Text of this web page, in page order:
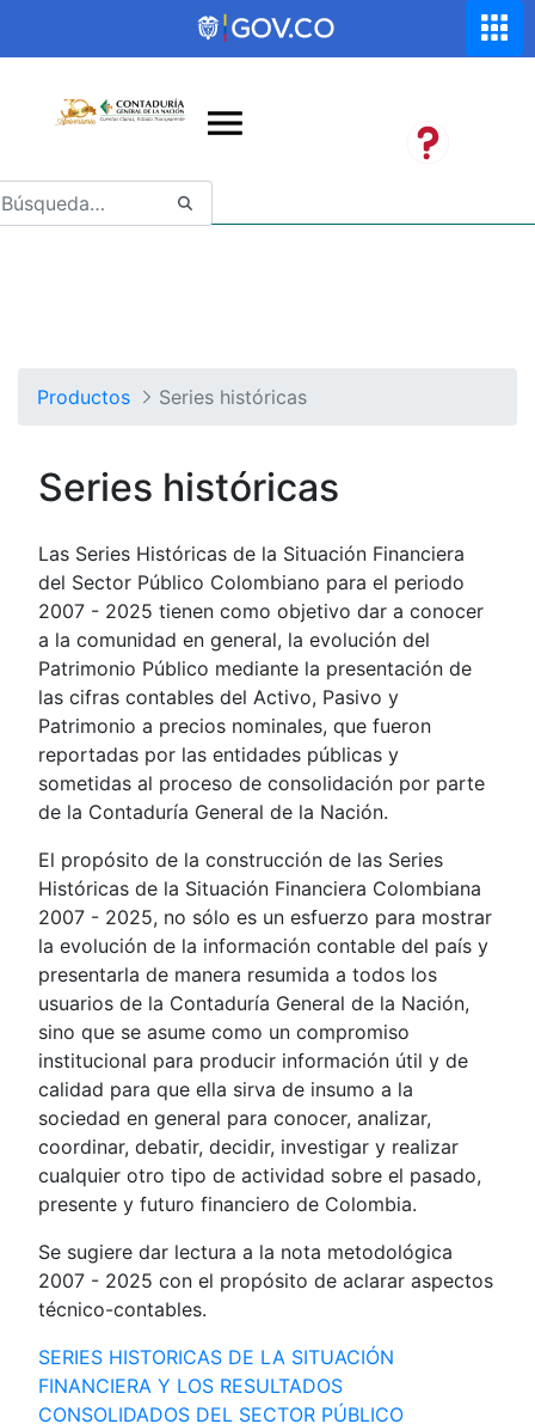
Saltar al contenido principal
Abrir menú de accesibilidad
Productos Series históricas
Series históricas
Las Series Históricas de la Situación Financiera
del Sector Público Colombiano para el periodo
2007 - 2025 tienen como objetivo dar a conocer
a la comunidad en general, la evolución del
Patrimonio Público mediante la presentación de
las cifras contables del Activo, Pasivo y
Patrimonio a precios nominales, que fueron
reportadas por las entidades públicas y
sometidas al proceso de consolidación por parte
de la Contaduría General de la Nación.
El propósito de la construcción de las Series
Históricas de la Situación Financiera Colombiana
2007 - 2025, no sólo es un esfuerzo para mostrar
la evolución de la información contable del país y
presentarla de manera resumida a todos los
usuarios de la Contaduría General de la Nación,
sino que se asume como un compromiso
institucional para producir información útil y de
calidad para que ella sirva de insumo a la
sociedad en general para conocer, analizar,
coordinar, debatir, decidir, investigar y realizar
cualquier otro tipo de actividad sobre el pasado,
presente y futuro financiero de Colombia.
Se sugiere dar lectura a la nota metodológica
2007 - 2025 con el propósito de aclarar aspectos
técnico-contables.
SERIES HISTORICAS DE LA SITUACIÓN
FINANCIERA Y LOS RESULTADOS
CONSOLIDADOS DEL SECTOR PÚBLICO